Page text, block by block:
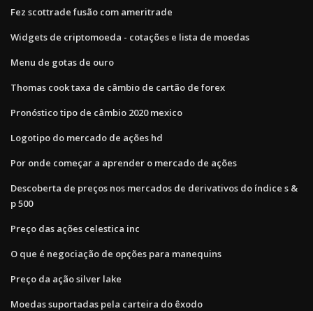
Fez scottrade fusão com ameritrade
Widgets de criptomoeda - cotações e lista de moedas
Menu de gotas de ouro
Thomas cook taxa de câmbio de cartão de forex
Pronóstico tipo de câmbio 2020 mexico
Logotipo do mercado de ações hd
Por onde começar a aprender o mercado de ações
Descoberta de preços nos mercados de derivativos do índice s &
p 500
Preço das ações celestica inc
O que é negociação de opções para manequins
Preço da ação silver lake
Moedas suportadas pela carteira do êxodo